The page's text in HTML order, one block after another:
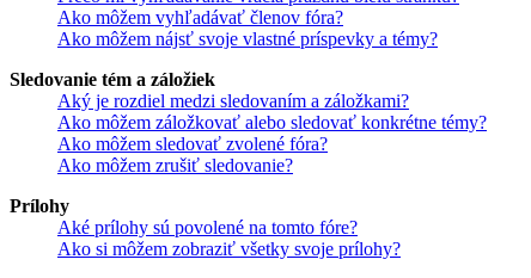
Ako môžem vyhľadávať členov fóra?
Ako môžem nájsť svoje vlastné príspevky a témy?
Sledovanie tém a záložiek
Aký je rozdiel medzi sledovaním a záložkami?
Ako môžem záložkovať alebo sledovať konkrétne témy?
Ako môžem sledovať zvolené fóra?
Ako môžem zrušiť sledovanie?
Prílohy
Aké prílohy sú povolené na tomto fóre?
Ako si môžem zobraziť všetky svoje prílohy?